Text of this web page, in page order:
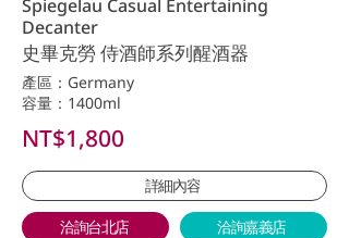
Spiegelau Casual Entertaining
Decanter
史畢克勞 侍酒師系列醒酒器
產區：Germany
容量：1400ml
NT$1,800
詳細內容
洽詢台北店 洽詢嘉義店